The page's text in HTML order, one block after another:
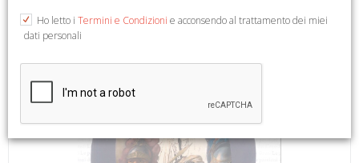
Ho letto i Termini e Condizioni e acconsendo al trattamento dei miei
dati personali